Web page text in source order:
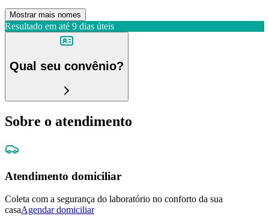
Mostrar mais nomes
Resultado em até 9 dias úteis
Qual seu convênio?
Sobre o atendimento
Atendimento domiciliar
Coleta com a segurança do laboratório no conforto da sua
casaAgendar domiciliar